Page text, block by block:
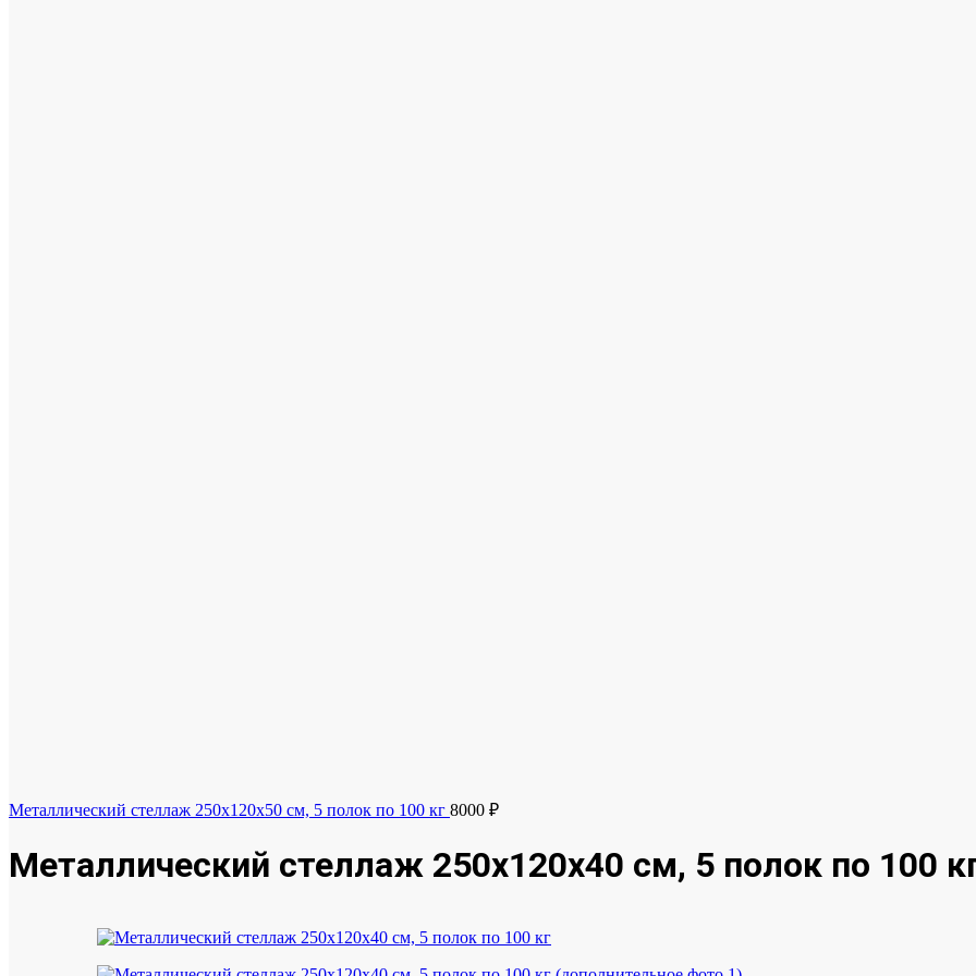
Металлический стеллаж 250x120x50 см, 5 полок по 100 кг 8000 ₽
Металлический стеллаж 250x120x40 см, 5 полок по 100